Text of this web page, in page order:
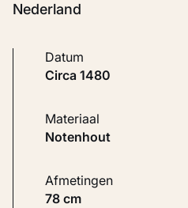
Nederland
Datum
circa 1480
Materiaal
Notenhout
Afmetingen
78 cm